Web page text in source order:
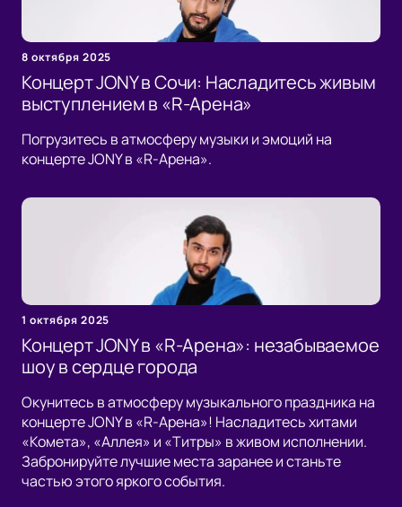
8 октября 2025
Концерт JONY в Сочи: Насладитесь живым
выступлением в «R-Арена»
Погрузитесь в атмосферу музыки и эмоций на
концерте JONY в «R-Арена».
1 октября 2025
Концерт JONY в «R-Арена»: незабываемое
шоу в сердце города
Окунитесь в атмосферу музыкального праздника на
концерте JONY в «R-Арена»! Насладитесь хитами
«Комета», «Аллея» и «Титры» в живом исполнении.
Забронируйте лучшие места заранее и станьте
частью этого яркого события.